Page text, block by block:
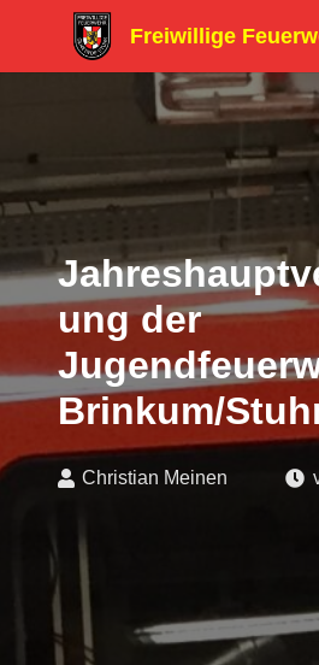
Freiwillige
ung der
Brinkum/
Christian Meinen